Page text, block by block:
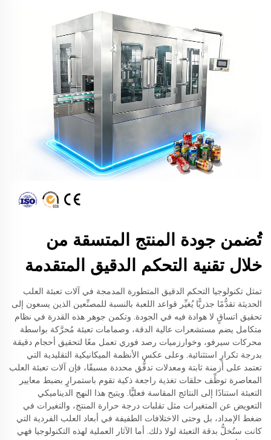
تُضمن جودة المنتج المتسقة من
خلال تقنية التحكم الدقيق المتقدمة
تمثل تكنولوجيا التحكم الدقيق المتطورة المدمجة في آلات تعبئة العلب
الحديثة تقدُّمًا جذريًّا يُغيِّر قواعد اللعبة بالنسبة للمصنِّعين الذين يسعون إلى
تحقيق اتساقٍ لا هوادة فيه في الجودة. وتكمن جوهر هذه القدرة في نظام
متكامل يضم مستشعرات عالية الدقة، وصمامات تعبئة مُحرَّكة بواسطة
محركات سيرفو، وخوارزميات رصد فوري تعمل معًا لتحقيق أحجام دقيقة
بدرجة تكرارٍ استثنائية. وعلى عكس الأنظمة الميكانيكية التقليدية التي
تعتمد على أزمنة ثابتة ومعدلات تدفُّق محددة مسبقًا، فإن آلات تعبئة العلب
المعاصرة توظِّف حلقات تغذية راجعة ذكية تقوم باستمرارٍ بضبط معايير
التعبئة استنادًا إلى النتائج المقاسة فعليًّا. ويتيح هذا النهج الديناميكي
التعويض عن المتغيرات مثل تقلبات درجة حرارة المنتج، والتغيرات في
ضغط الإمداد، بل وحتى الاختلافات الطفيفة في أبعاد العلب الفردية التي
كانت ستُخلُّ بدقة التعبئة لولا ذلك. أما الآثار العملية لهذه التكنولوجيا فهي